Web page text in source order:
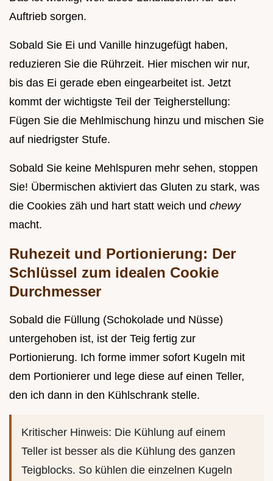
Auftrieb sorgen.
Sobald Sie Ei und Vanille hinzugefügt haben,
reduzieren Sie die Rührzeit. Hier mischen wir nur,
bis das Ei gerade eben eingearbeitet ist. Jetzt
kommt der wichtigste Teil der Teigherstellung:
Fügen Sie die Mehlmischung hinzu und mischen Sie
auf niedrigster Stufe.
Sobald Sie keine Mehlspuren mehr sehen, stoppen
Sie! Übermischen aktiviert das Gluten zu stark, was
die Cookies zäh und hart statt weich und chewy
macht.
Ruhezeit und Portionierung: Der
Schlüssel zum idealen Cookie
Durchmesser
Sobald die Füllung (Schokolade und Nüsse)
untergehoben ist, ist der Teig fertig zur
Portionierung. Ich forme immer sofort Kugeln mit
dem Portionierer und lege diese auf einen Teller,
den ich dann in den Kühlschrank stelle.
Kritischer Hinweis: Die Kühlung auf einem
Teller ist besser als die Kühlung des ganzen
Teigblocks. So kühlen die einzelnen Kugeln